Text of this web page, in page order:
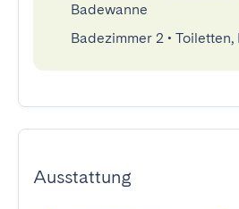
Badewanne
Badezimmer 2 • Toiletten,
Ausstattung